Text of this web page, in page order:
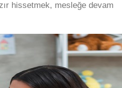
hissetmek, mesleğe devam